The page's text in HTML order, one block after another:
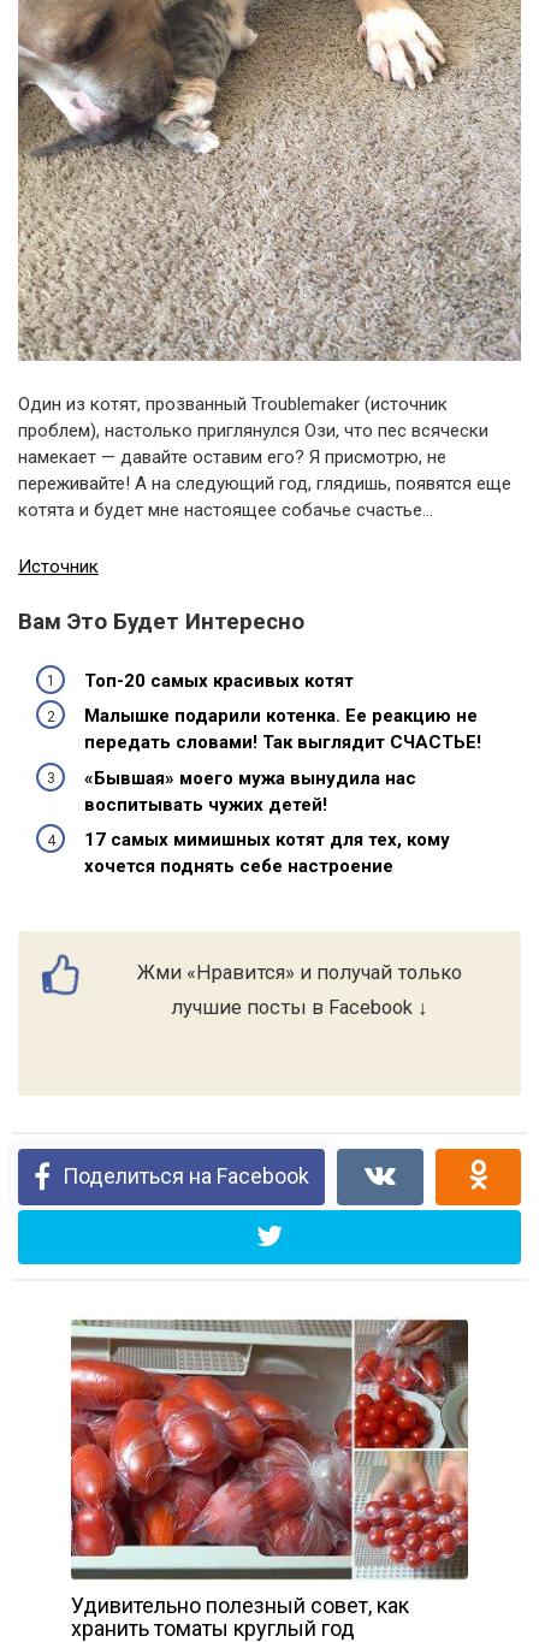
Один из котят, прозванный Troublemaker (источник
проблем), настолько приглянулся Ози, что пес всячески
намекает — давайте оставим его? Я присмотрю, не
переживайте! А на следующий год, глядишь, появятся еще
котята и будет мне настоящее собачье счастье…
Источник
Вам Это Будет Интересно
Топ-20 самых красивых котят
Малышке подарили котенка. Ее реакцию не
передать словами! Так выглядит СЧАСТЬЕ!
«Бывшая» моего мужа вынудила нас
воспитывать чужих детей!
17 самых мимишных котят для тех, кому
хочется поднять себе настроение
Жми «Нравится» и получай только
лучшие посты в Facebook ↓
Поделиться на Facebook
Удивительно полезный совет, как
хранить томаты круглый год